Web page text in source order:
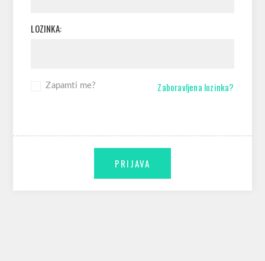
LOZINKA:
Zapamti me? Zaboravljena lozinka?